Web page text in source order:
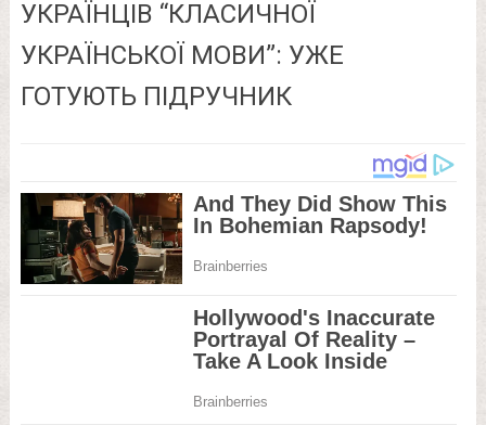
УКРАЇНЦІВ “КЛАСИЧНОЇ
УКРАЇНСЬКОЇ МОВИ”: УЖЕ
ГОТУЮТЬ ПІДРУЧНИК